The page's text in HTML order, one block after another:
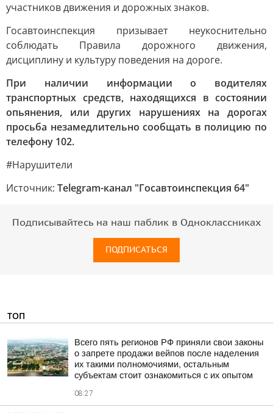
участников движения и дорожных знаков.
Госавтоинспекция призывает неукоснительно
соблюдать Правила дорожного движения,
дисциплину и культуру поведения на дороге.
При наличии информации о водителях
транспортных средств, находящихся в состоянии
опьянения, или других нарушениях на дорогах
просьба незамедлительно сообщать в полицию по
телефону 102.
#Нарушители
Источник: Telegram-канал "Госавтоинспекция 64"
Подписывайтесь на наш паблик в Одноклассниках
ПОДПИСАТЬСЯ
ТОП
Всего пять регионов РФ приняли свои законы
о запрете продажи вейпов после наделения
их такими полномочиями, остальным
субъектам стоит ознакомиться с их опытом
08:27